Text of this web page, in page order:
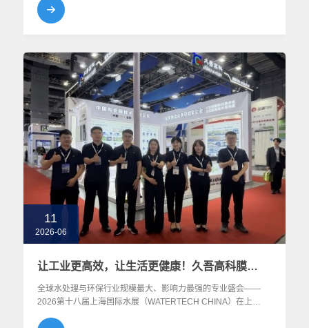
业界全方位展示了膜科技如何精准破解行业痛点，为乳品深加
工、生物发酵、植物提取、啤酒酿造等领域的绿色、高质量发
11
2026-06
让工业更高效，让生活更健康！久吾高科膜产品矩阵赋能绿色转型
全球水处理与环保行业规模最大、影响力最强的专业盛会——
2026第十八届上海国际水展（WATERTECH CHINA）在上海